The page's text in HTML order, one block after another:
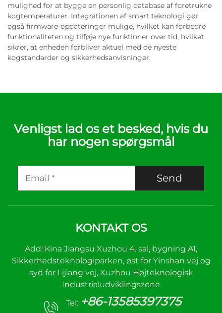
mulighed for at bygge en personlig database af foretrukne
kogtemperaturer. Integrationen af smart teknologi gør
også firmware-opdateringer mulige, hvilket kan forbedre
funktionaliteten og tilføje nye funktioner over tid, hvilket
sikrer, at enheden forbliver aktuel med de nyeste
kogstandarder og sikkerhedsanvisninger.
Venligst lad os et besked, hvis du
har nogen spørgsmål
Send
KONTAKT OS
Add: Kina Jiangsu Xuzhou 4. sal, bygning A1,
Sikkerhedsteknologiparken, øst for Yinshan vej og
syd for Lijiang vej, Xuzhou Højteknologisk
Industrialudviklingszone
Tel: +86-13585397375